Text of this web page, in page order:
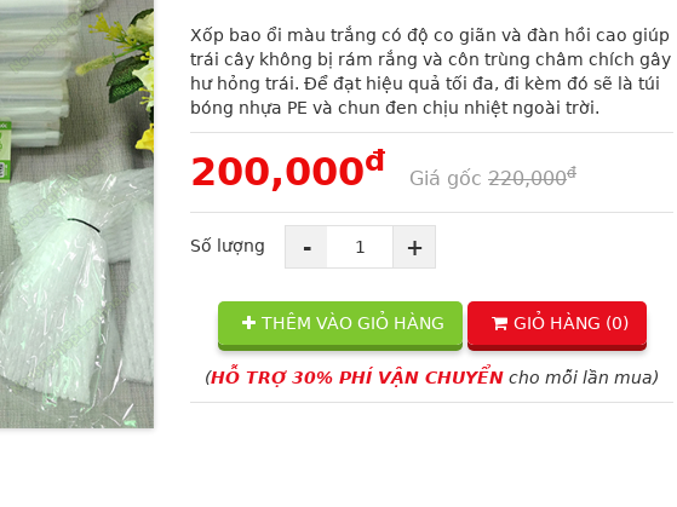
Xốp bao ổi màu trắng có độ co giãn và đàn hồi cao giúp
trái cây không bị rám rắng và côn trùng châm chích gây
hư hỏng trái. Để đạt hiệu quả tối đa, đi kèm đó sẽ là túi
bóng nhựa PE và chun đen chịu nhiệt ngoài trời.
200,000đ
Giá gốc 220,000đ
Số lượng - +
THÊM VÀO GIỎ HÀNG GIỎ HÀNG (0)
(HỖ TRỢ 30% PHÍ VẬN CHUYỂN cho mỗi lần mua)